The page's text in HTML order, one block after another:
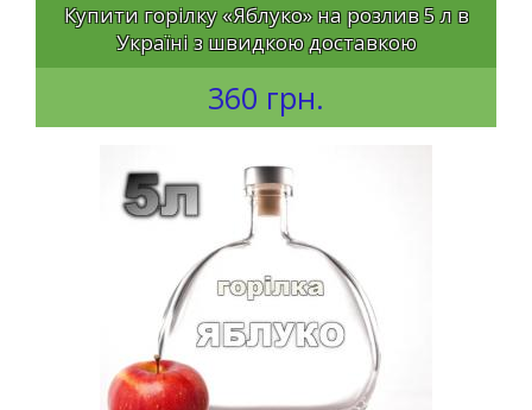
Купити горілку «Яблуко» на розлив 5 л в
Україні з швидкою доставкою
360 грн.